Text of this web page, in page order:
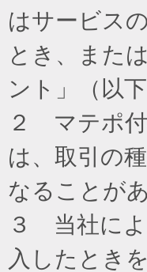
はサービス
とき、また
ント」（以
２ マテポ付
は、取引の
なることが
３ 当社によ
入したとき